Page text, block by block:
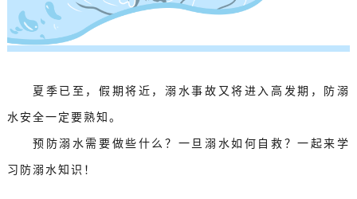
夏季已至，假期将近，溺水事故又将进入高发期，防溺
水安全一定要熟知。
预防溺水需要做些什么？一旦溺水如何自救？一起来学
习防溺水知识！